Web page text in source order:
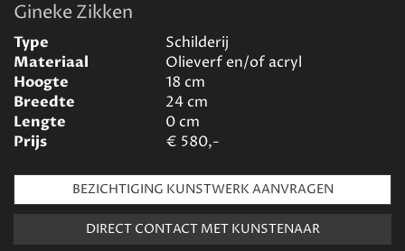
Gineke Zikken
Type
Schilderij
Materiaal
Olieverf en/of acryl
Hoogte
18 cm
Breedte
24cm
Lengte
0cm
Prijs
€ 580,-
BEZICHTIGING KUNSTWERK AANVRAGEN
DIRECT CONTACT MET KUNSTENAAR